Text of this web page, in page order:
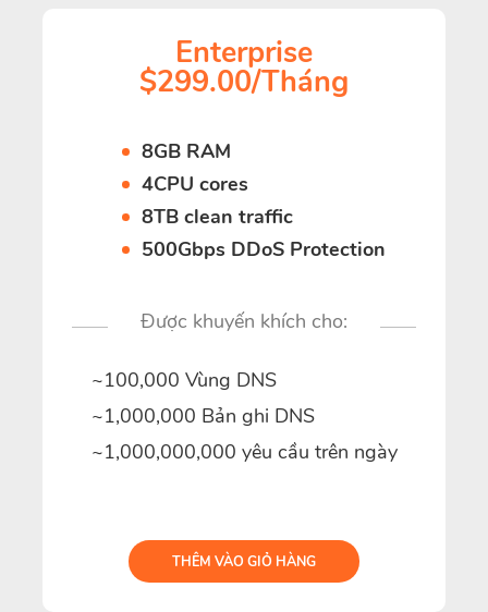
Enterprise
$299.00/Tháng
8GB RAM
4CPU cores
8TB clean traffic
500Gbps DDoS Protection
Được khuyến khích cho:
~100,000 Vùng DNS
~1,000,000 Bản ghi DNS
~1,000,000,000 yêu cầu trên ngày
THÊM VÀO GIỎ HÀNG